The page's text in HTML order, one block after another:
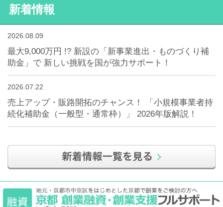
新着情報
2026.08.09
最大9,000万円 !? 新設の「新事業進出・ものづくり補
助金」で 新しい挑戦を国が強力サポート！
2026.07.22
売上アップ・販路開拓のチャンス！ 「小規模事業者持
続化補助金（一般型・通常枠）」 2026年版解説！